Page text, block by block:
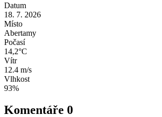
Datum
18. 7. 2026
Místo
Abertamy
Počasí
14,2°C
Vítr
12.4 m/s
Vlhkost
93%
Komentáře 0